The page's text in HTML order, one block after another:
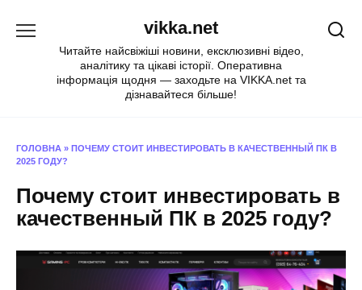
vikka.net
Читайте найсвіжіші новини, ексклюзивні відео,
аналітику та цікаві історії. Оперативна
інформація щодня — заходьте на VIKKA.net та
дізнавайтеся більше!
ГОЛОВНА » ПОЧЕМУ СТОИТ ИНВЕСТИРОВАТЬ В КАЧЕСТВЕННЫЙ ПК В
2025 ГОДУ?
Почему стоит инвестировать в
качественный ПК в 2025 году?